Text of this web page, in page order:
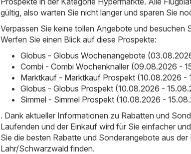
gültig, also warten Sie nicht länger und sparen Sie
Verpassen Sie keine tollen Angebote und besuchen
Werfen Sie einen Blick auf diese Prospekte:
Globus - Globus Wochenangebote
Combi - Combi Wochenknaller (09.08.2026 -
Marktkauf - Marktkauf Prospekt (10.08.2026 -
Globus - Globus Prospekt (10.08.2026 -
Simmel - Simmel Prospekt (10.08.2026 -
. Dank aktueller Informationen zu Rabatten und
Laufenden und der Einkauf wird für Sie einfacher
Sie die besten Rabatte und Sonderangebote aus
Lahr/Schwarzwald finden.